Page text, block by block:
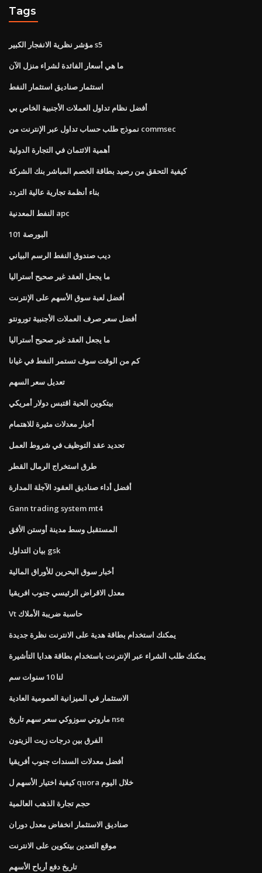
Tags
مؤشر نظرية الانفجار الكبير s5
ما هي أسعار الفائدة لشراء منزل الآن
استثمار صناديق استثمار النفط
أفضل نظام تداول العملات الأجنبية الخاص بي
نموذج طلب حساب تداول عبر الإنترنت من commsec
أهمية الائتمان في التجارة الدولية
كيفية التحقق من رصيد بطاقة الخصم المباشر بنك الشركة
بناء أنظمة تجارية عالية التردد
النفط المعدنية apc
101 البورصة
ديب صندوق النفط الرسم البياني
ما يجعل العقد غير صحيح أستراليا
أفضل لعبة سوق الأسهم على الإنترنت
أفضل سعر صرف العملات الأجنبية تورونتو
ما يجعل العقد غير صحيح أستراليا
كم من الوقت سوف تستمر النفط في غيانا
تعديل سعر السهم
بيتكوين الحية اقتبس دولار أمريكي
أخبار معدلات مثيرة للاهتمام
تحديد عقد التوظيف في شروط العمل
طرق استخراج الرمال القطر
أفضل أداء صناديق العقود الآجلة المدارة
Gann trading system mt4
المستقبل وسط مدينة أوستن الأفق
بيان التداول gsk
أخبار سوق البحرين للأوراق المالية
معدل الاقراض الرئيسي جنوب افريقيا
Vt حاسبة ضريبة الأملاك
يمكنك استخدام بطاقة هدية على الانترنت نظرة جديدة
يمكنك طلب الشراء عبر الإنترنت باستخدام بطاقة هدايا التأشيرة
لنا 10 سنوات سم
الاستثمار في الميزانية العمومية العادية
ماروتي سوزوكي سعر سهم تاريخ nse
الفرق بين درجات زيت الزيتون
أفضل معدلات السندات جنوب أفريقيا
كيفية اختيار الأسهم ل quora خلال اليوم
حجم تجارة الذهب العالمية
صناديق الاستثمار انخفاض معدل دوران
موقع التعدين بيتكوين على الانترنت
تاريخ دفع أرباح الأسهم